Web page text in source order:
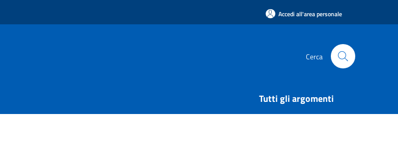
Accedi all'area personale
Cerca
Tutti gli argomenti